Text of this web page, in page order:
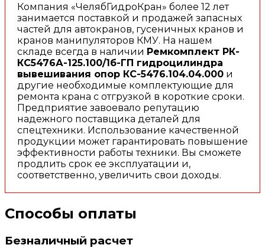
Компания «ЧелябГидроКран» более 12 лет
занимается поставкой и продажей запасных
частей для автокранов, гусеничных кранов и
кранов манипуляторов КМУ. На нашем
складе всегда в наличии Ремкомплект РК-
КС5476А-125.100/1б-ГП гидроцилиндра
вывешивания опор КС-5476.104.04.000 и
другие необходимые комплектующие для
ремонта крана с отгрузкой в короткие сроки.
Предприятие завоевало репутацию
надежного поставщика деталей для
спецтехники. Использование качественной
продукции может гарантировать повышение
эффективности работы техники. Вы сможете
продлить срок ее эксплуатации и,
соответственно, увеличить свои доходы.
Способы оплаты
Безналичный расчет